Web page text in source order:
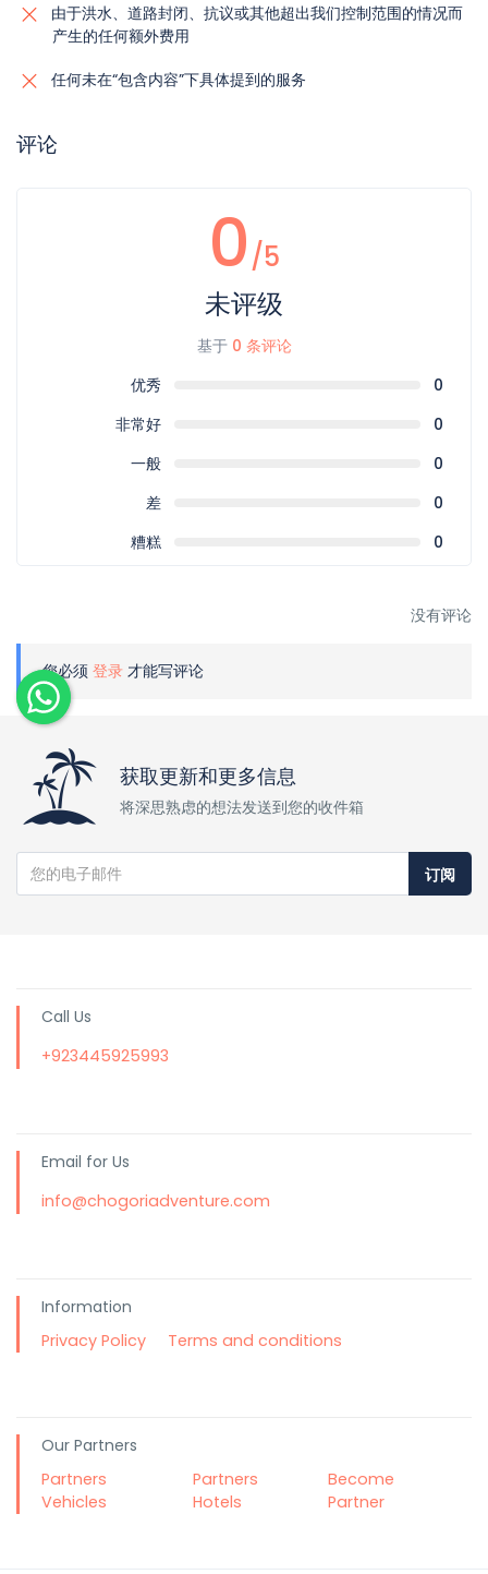
由于洪水、道路封闭、抗议或其他超出我们控制范围的情况而
产生的任何额外费用
任何未在“包含内容”下具体提到的服务
评论
0/5
未评级
基于 0 条评论
优秀
0
非常好
0
一般
0
差
0
糟糕
0
没有评论
您必须 登录 才能写评论
获取更新和更多信息
将深思熟虑的想法发送到您的收件箱
订阅
Call Us
+923445925993
Email for Us
info@chogoriadventure.com
Information
Privacy Policy
Terms and conditions
Our Partners
Partners
Vehicles
Partners
Hotels
Become
Partner